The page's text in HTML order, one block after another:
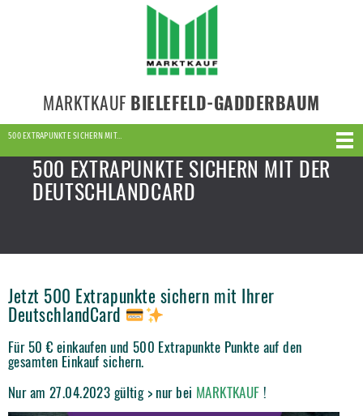
MARKTKAUF BIELEFELD-GADDERBAUM
500 EXTRAPUNKTE SICHERN MIT…
500 EXTRAPUNKTE SICHERN MIT DER
DEUTSCHLANDCARD
Jetzt 500 Extrapunkte sichern mit Ihrer
DeutschlandCard
Für 50 € einkaufen und 500 Extrapunkte Punkte auf den
gesamten Einkauf sichern.
Nur am 27.04.2023 gültig > nur bei MARKTKAUF !